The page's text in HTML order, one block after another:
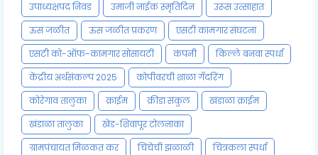
उपाध्यक्षपद निवड
उमाजी नाईक स्मृतिदिन
उरूस उत्साहात
ऊस जळीत
ऊस जळीत प्रकरण
एसटी कामगार संघटना
एसटी को-ऑफ-कामगार सोसायटी
कंपनी
किल्ले बनवा स्पर्धा
केंद्रीय अर्थसंकल्प 2025
कोपीवरची शाळा गॅदरिंग
कोरेगाव तालुका
क्राईम क्रीडा संकुल
खंडाळा क्राईम
खंडाळा तालुका
खेड-शिवापूर टोलनाका
ग्रामपंचायत मिळकत कर
चिंचेची झळाळी
चित्रकला स्पर्धा